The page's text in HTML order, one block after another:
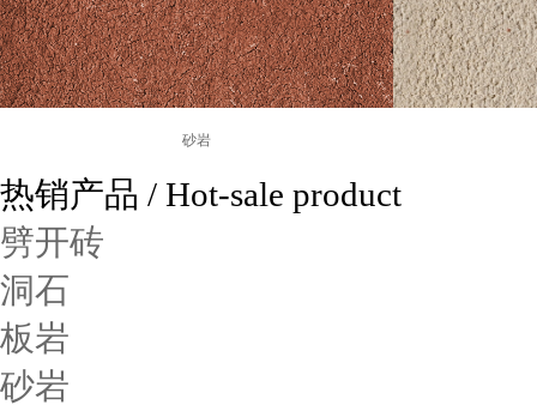
砂岩
热销产品 / Hot-sale product
劈开砖
洞石
板岩
砂岩